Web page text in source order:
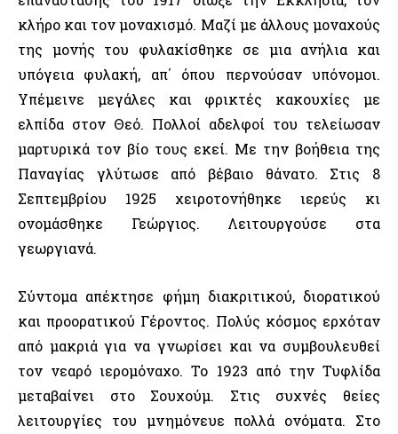
κλήρο και τον μοναχισμό. Μαζί με άλλους μοναχούς
της μονής του φυλακίσθηκε σε μια ανήλια και
υπόγεια φυλακή, απ΄ όπου περνούσαν υπόνομοι.
Υπέμεινε μεγάλες και φρικτές κακουχίες με
ελπίδα στον Θεό. Πολλοί αδελφοί του τελείωσαν
μαρτυρικά τον βίο τους εκεί. Με την βοήθεια της
Παναγίας γλύτωσε από βέβαιο θάνατο. Στις 8
Σεπτεμβρίου 1925 χειροτονήθηκε ιερεύς κι
ονομάσθηκε Γεώργιος. Λειτουργούσε στα
γεωργιανά.
Σύντομα απέκτησε φήμη διακριτικού, διορατικού
και προορατικού Γέροντος. Πολύς κόσμος ερχόταν
από μακριά για να γνωρίσει και να συμβουλευθεί
τον νεαρό ιερομόναχο. Το 1923 από την Τυφλίδα
μεταβαίνει στο Σουχούμ. Στις συχνές θείες
λειτουργίες του μνημόνευε πολλά ονόματα. Στο